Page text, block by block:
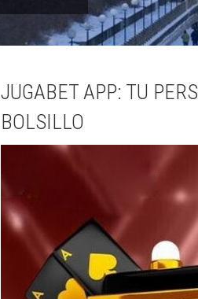
JUGABET APP: TU
BOLSILLO